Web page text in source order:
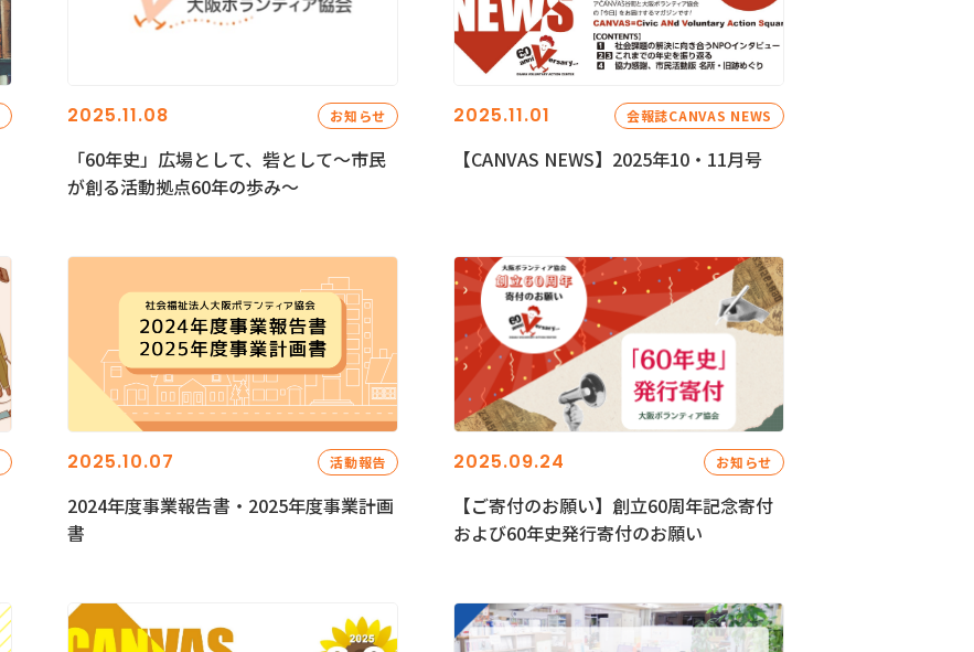
2025.11.08 お知らせ
「60年史」広場として、砦として～市民
が創る活動拠点60年の歩み～
2025.11.01 会報誌CANVAS NEWS
【CANVAS NEWS】2025年10・11月号
2025.10.07 活動報告
2024年度事業報告書・2025年度事業計画
書
2025.09.24 お知らせ
【ご寄付のお願い】創立60周年記念寄付
および60年史発行寄付のお願い